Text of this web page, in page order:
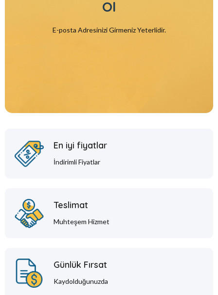
Ol
E-posta Adresinizi Girmeniz Yeterlidir.
En iyi fiyatlar
İndirimli Fiyatlar
Teslimat
Muhteşem Hizmet
Günlük Fırsat
Kaydolduğunuzda